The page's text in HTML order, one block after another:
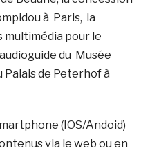
à Paris, la
multimédia pour le
du Musée
Palais de Peterhof à
(IOS/Andoid)
via le web ou en